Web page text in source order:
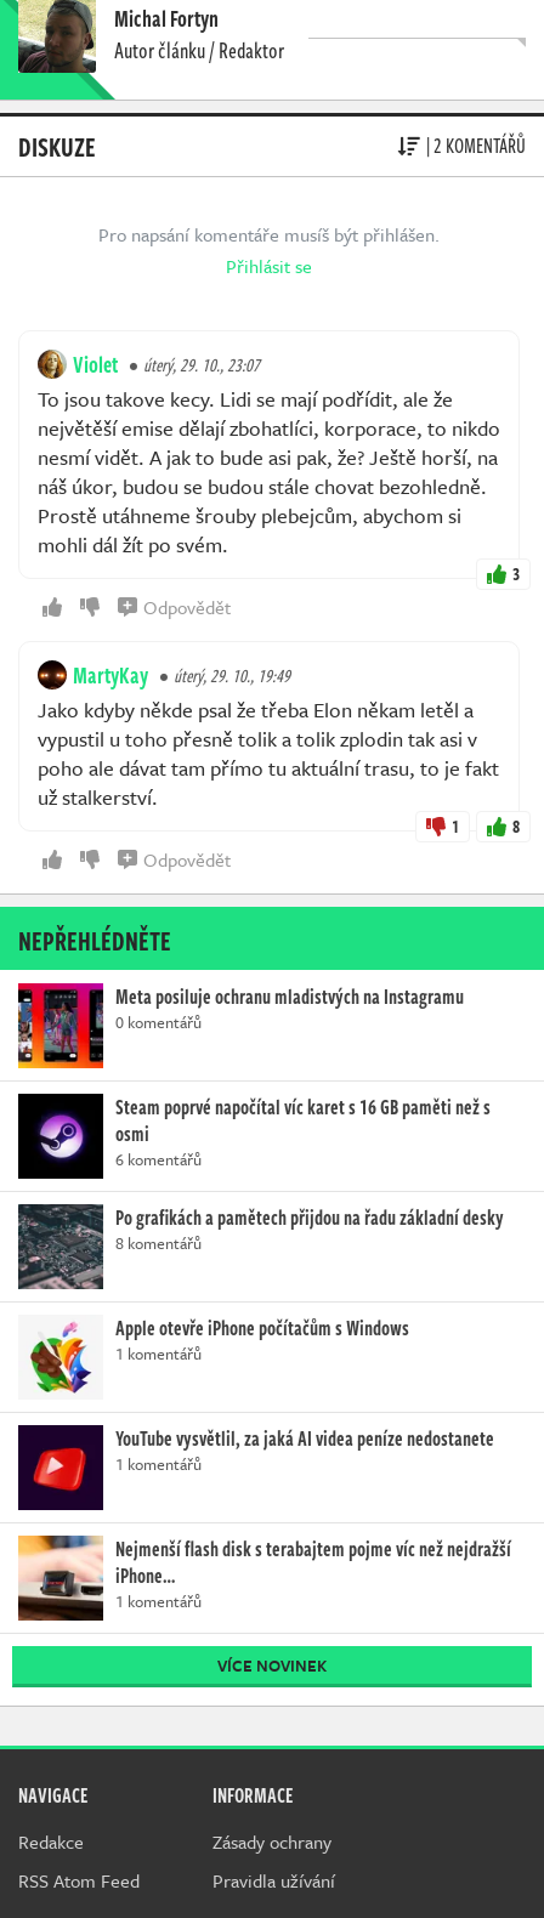
Michal Fortyn
Autor článku / Redaktor
DISKUZE | 2 KOMENTÁŘŮ
Pro napsání komentáře musíš být přihlášen.
Přihlásit se
Violet úterý, 29. 10., 23:07
To jsou takove kecy. Lidi se mají podřídit, ale že
největěší emise dělají zbohatlíci, korporace, to nikdo
nesmí vidět. A jak to bude asi pak, že? Ještě horší, na
náš úkor, budou se budou stále chovat bezohledně.
Prostě utáhneme šrouby plebejcům, abychom si
mohli dál žít po svém.
3
Odpovědět
MartyKay úterý, 29. 10., 19:49
Jako kdyby někde psal že třeba Elon někam letěl a
vypustil u toho přesně tolik a tolik zplodin tak asi v
poho ale dávat tam přímo tu aktuální trasu, to je fakt
už stalkerství.
1 8
Odpovědět
NEPŘEHLÉDNĚTE
Meta posiluje ochranu mladistvých na Instagramu
0 komentářů
Steam poprvé napočítal víc karet s 16 GB paměti než s
osmi
6 komentářů
Po grafikách a pamětech přijdou na řadu základní desky
8 komentářů
Apple otevře iPhone počítačům s Windows
1 komentářů
YouTube vysvětlil, za jaká AI videa peníze nedostanete
1 komentářů
Nejmenší flash disk s terabajtem pojme víc než nejdražší
iPhone…
1 komentářů
VÍCE NOVINEK
NAVIGACE
Redakce
RSS Atom Feed
INFORMACE
Zásady ochrany
Pravidla užívání